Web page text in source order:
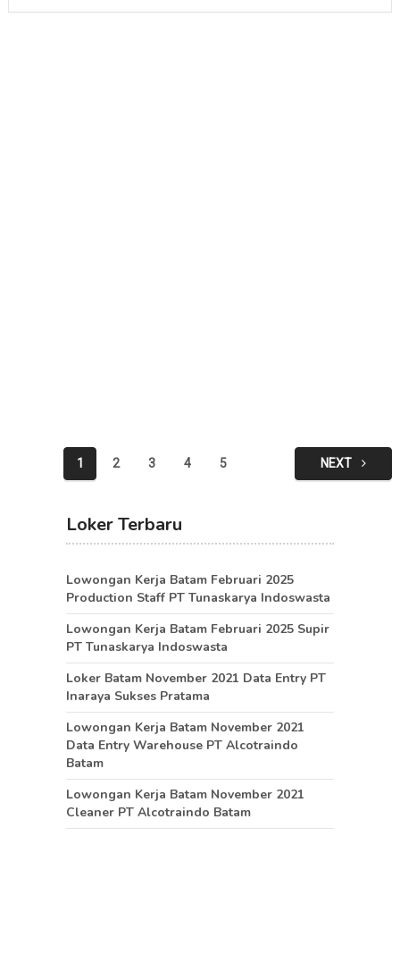
pagination
1 2 3 4 5 NEXT
Loker Terbaru
Lowongan Kerja Batam Februari 2025
Production Staff PT Tunaskarya Indoswasta
Lowongan Kerja Batam Februari 2025 Supir
PT Tunaskarya Indoswasta
Loker Batam November 2021 Data Entry PT
Inaraya Sukses Pratama
Lowongan Kerja Batam November 2021
Data Entry Warehouse PT Alcotraindo
Batam
Lowongan Kerja Batam November 2021
Cleaner PT Alcotraindo Batam